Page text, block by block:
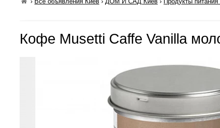
Кофе Musetti Caffe Vanilla